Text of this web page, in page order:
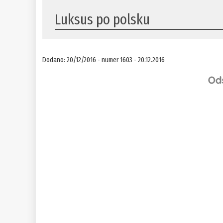
Luksus po polsku
Dodano: 20/12/2016 - numer 1603 - 20.12.2016